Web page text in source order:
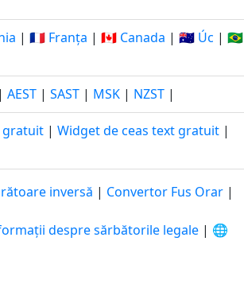
| 🇫🇷 Franța | 🇨🇦 Canada | 🇦🇺 Úc | 🇧🇷
AEST | SAST | MSK | NZST |
gratuit | Widget de ceas text gratuit |
inversă | Convertor Fus Orar |
despre sărbătorile legale | 🌐